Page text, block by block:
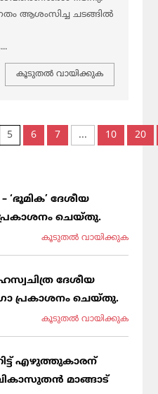
ആശംസിച്ച ചടങ്ങിൽ
കൂടുതല്‍ വായിക്കുക
5 6 7 ... 10
20
ദേശീയ
ചെയ്തു.
കൂടുതല്‍ വായിക്കുക
ദേശീയ
പ്രകാശനം ചെയ്തു.
കൂടുതല്‍ വായിക്കുക
എഴുത്തുകാരന്
മാങ്ങാട്